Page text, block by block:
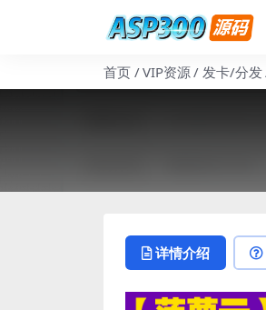
首页 VIP资源 发卡/分发
详情介绍